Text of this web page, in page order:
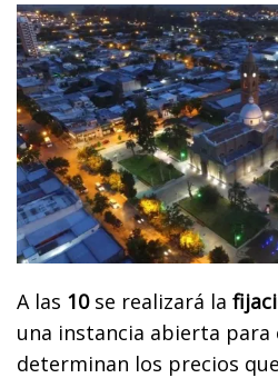
A las 10se realizará la
una instancia abierta para
determinan los precios